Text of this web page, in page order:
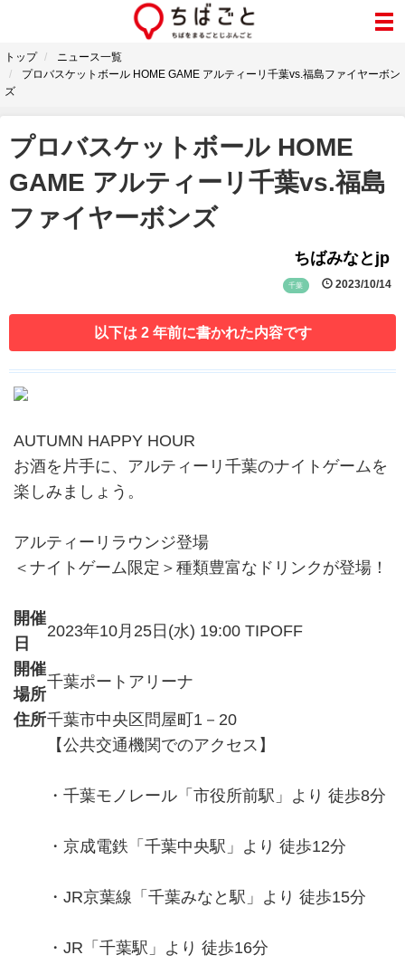
トップ
ニュース一覧
プロバスケットボール HOME GAME アルティーリ千葉vs.福島ファイヤーボン
ズ
プロバスケットボール HOME
GAME アルティーリ千葉vs.福島
ファイヤーボンズ
ちばみなとjp
千葉 2023/10/14
以下は 2 年前に書かれた内容です
AUTUMN HAPPY HOUR
お酒を片手に、アルティーリ千葉のナイトゲームを
楽しみましょう。
アルティーリラウンジ登場
＜ナイトゲーム限定＞種類豊富なドリンクが登場！
開催
日
2023年10月25日(水) 19:00 TIPOFF
開催
場所
千葉ポートアリーナ
住所千葉市中央区問屋町1－20
【公共交通機関でのアクセス】
・千葉モノレール「市役所前駅」より 徒歩8分
・京成電鉄「千葉中央駅」より 徒歩12分
・JR京葉線「千葉みなと駅」より 徒歩15分
・JR「千葉駅」より 徒歩16分